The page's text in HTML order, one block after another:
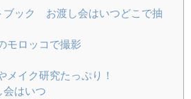
ブック お渡し会はいつどこで抽
モロッコで撮影
メイク研究たっぷり！
はいつ